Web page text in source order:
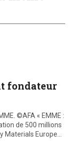
fondateur
©AFA « EMME :
de 500 millions
Materials Europe…